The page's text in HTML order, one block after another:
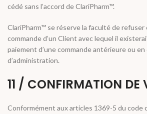
cédé sans l’accord de ClariPharm™.
ClariPharm™ se réserve la faculté de
commande d’un Client avec lequel il
paiement d’une commande antérieure ou en
d’administration.
11 / CONFIRMATION DE
Conformément aux articles 1369-5 du code